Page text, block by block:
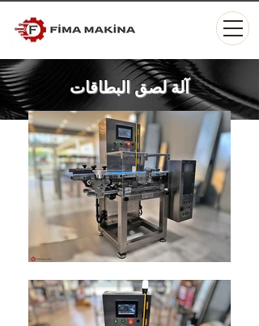
آلة لصق البطاقات